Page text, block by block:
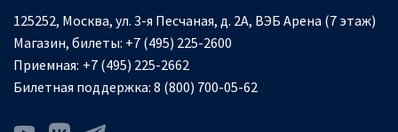
125252, Москва, ул. 3-я Песчаная, д. 2А, ВЭБ Арена (7 этаж)
Магазин, билеты: +7 (495) 225-2600
Приемная: +7 (495) 225-2662
Билетная поддержка: 8 (800) 700-05-62